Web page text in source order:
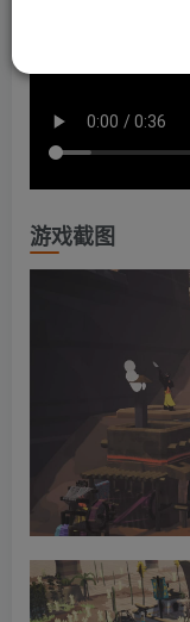
游戏截图